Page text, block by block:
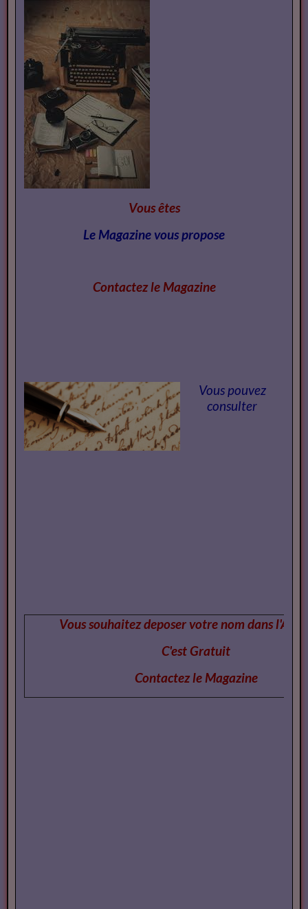
Vous êtes
Le Magazine vous propose
Contactez le Magazine
Vous pouvez
consulter
Vous souhaitez deposer votre nom dans
C'est Gratuit
Contactez le Magazine